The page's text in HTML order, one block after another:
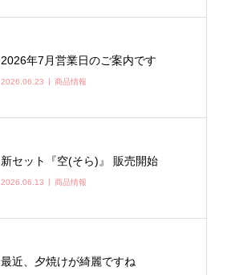
2026年7月営業日のご案内です
2026.06.23 商品情報
新セット『空(そら)』 販売開始
2026.06.13 商品情報
最近、夕焼けが綺麗ですね